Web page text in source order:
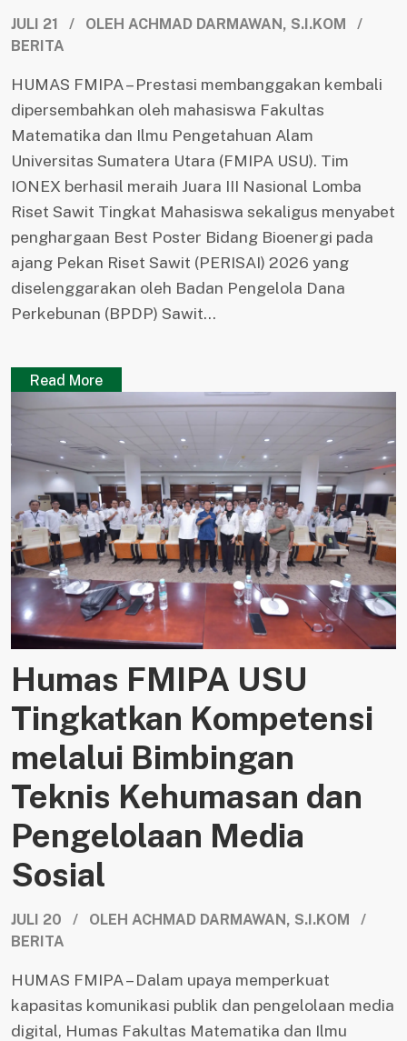
JULI 21 / OLEH ACHMAD DARMAWAN, S.I.KOM /
BERITA
HUMAS FMIPA – Prestasi membanggakan kembali
dipersembahkan oleh mahasiswa Fakultas
Matematika dan Ilmu Pengetahuan Alam
Universitas Sumatera Utara (FMIPA USU). Tim
IONEX berhasil meraih Juara III Nasional Lomba
Riset Sawit Tingkat Mahasiswa sekaligus menyabet
penghargaan Best Poster Bidang Bioenergi pada
ajang Pekan Riset Sawit (PERISAI) 2026 yang
diselenggarakan oleh Badan Pengelola Dana
Perkebunan (BPDP) Sawit...
Read More
Humas FMIPA USU
Tingkatkan Kompetensi
melalui Bimbingan
Teknis Kehumasan dan
Pengelolaan Media
Sosial
JULI 20 / OLEH ACHMAD DARMAWAN, S.I.KOM /
BERITA
HUMAS FMIPA – Dalam upaya memperkuat
kapasitas komunikasi publik dan pengelolaan media
digital, Humas Fakultas Matematika dan Ilmu